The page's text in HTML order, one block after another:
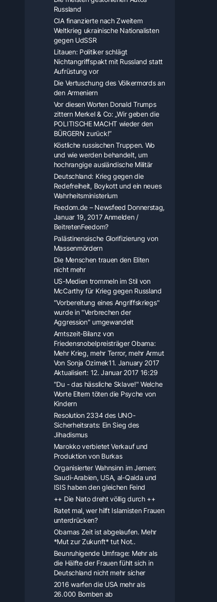
Russland
CIA finanzierte nach Zweitem
Weltkrieg ukrainische Nationalisten
gegen UdSSR
Litauen: Politiker schlägt
Nichtangriffspakt mit Russland statt
Aufrüstung vor
Die Vertuschung des Völkermords an
den Armeniern
Vor diesen Worten Donald Trumps
zittern Merkel & Co: „Wir geben die
POLITISCHE MACHT wieder den
BÜRGERN zurück!“
Köstliche russischen Truppen. Wo
und wie werden behandelt, um
hochrangige ausländische Militär
Deutschland: Krieg gegen die
Redefreiheit, Boykott und ein neues
Wahrheitsministerium
Feedom.de – Newsfeed Donnerstag,
Januar 19, 2017 Anmelden /
BeitretenFeedom?
Palästinensische Glorifizierung von
Massenmördern
Die Menschen trauen den Eliten
nicht mehr
US-Medien trommeln im Stil von
McCarthy für Krieg gegen Russland
"Vorbereitung eines Angriffskriegs"
wurde in "Verbrechen der
Aggression" umgewandelt
Amtszeit-Bilanz von
Friedensnobelpreisträger Obama:
Mehr Krieg, mehr Terror, mehr Armut
Von Sonja Ozimek11. January 2017
Aktualisiert: 12. Januar 2017 16:29
"Du - das hässliche Sklave!" Welche
Worte Eltern töten die Psyche von
Kindern
Resolution 2334 des UNO-
Sicherheitsrats: Ein Sieg des
Jihadismus
Marokko verbietet Verkauf und
Produktion von Burkas
Organisierter Wahnsinn im Jemen:
Saudi-Arabien, USA, al-Qaida und
ISIS haben den gleichen Feind
++ Die Nato dreht völlig durch ++
Ratet mal, wer hilft Islamisten Frauen
unterdrücken?
Obamas Zeit ist abgelaufen. Mehr
*Mut zur Zukunft* tut Not..
Beunruhigende Umfrage: Mehr als
die Hälfte der Frauen fühlt sich in
Deutschland nicht mehr sicher
2016 warfen die USA mehr als
26.000 Bomben ab